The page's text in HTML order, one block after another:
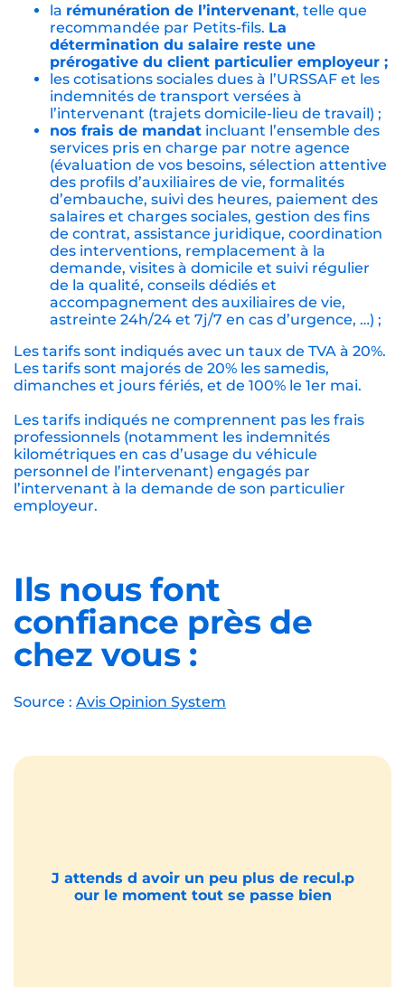
la rémunération de l’intervenant, telle que
recommandée par Petits-fils. La
détermination du salaire reste une
prérogative du client particulier employeur ;
les cotisations sociales dues à l’URSSAF et les
indemnités de transport versées à
l’intervenant (trajets domicile-lieu de travail) ;
nos frais de mandat incluant l’ensemble des
services pris en charge par notre agence
(évaluation de vos besoins, sélection attentive
des profils d’auxiliaires de vie, formalités
d’embauche, suivi des heures, paiement des
salaires et charges sociales, gestion des fins
de contrat, assistance juridique, coordination
des interventions, remplacement à la
demande, visites à domicile et suivi régulier
de la qualité, conseils dédiés et
accompagnement des auxiliaires de vie,
astreinte 24h/24 et 7j/7 en cas d’urgence, …) ;
Les tarifs sont indiqués avec un taux de TVA à 20%.
Les tarifs sont majorés de 20% les samedis,
dimanches et jours fériés, et de 100% le 1er mai.
Les tarifs indiqués ne comprennent pas les frais
professionnels (notamment les indemnités
kilométriques en cas d’usage du véhicule
personnel de l’intervenant) engagés par
l’intervenant à la demande de son particulier
employeur.
Ils nous font
confiance près de
chez vous :
Source : Avis Opinion System
J attends d avoir un peu plus de recul.p
our le moment tout se passe bien